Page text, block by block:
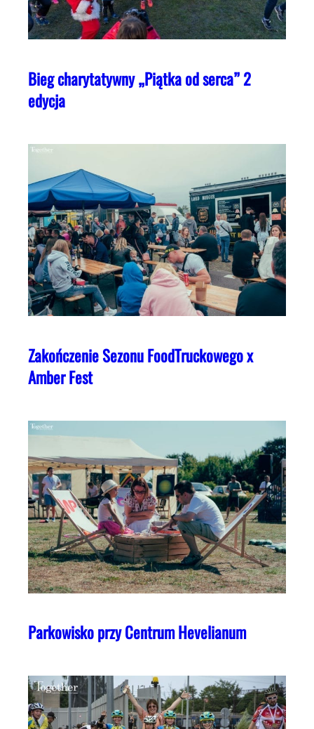
Bieg charytatywny „Piątka od serca” 2
edycja
Zakończenie Sezonu FoodTruckowego x
Amber Fest
Parkowisko przy Centrum Hevelianum